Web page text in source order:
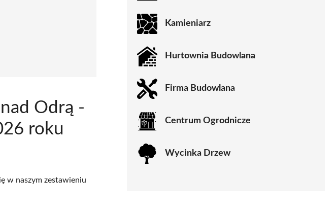
Odrą -
roku
w naszym zestawieniu
Kamieniarz
Hurtownia Budowlana
Firma Budowlana
Centrum Ogrodnicze
Wycinka Drzew